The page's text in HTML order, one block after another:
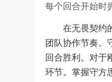
每个回合开始时
在无畏契约
团队协作节奏。
回合胜利。对于
环节。掌握守方